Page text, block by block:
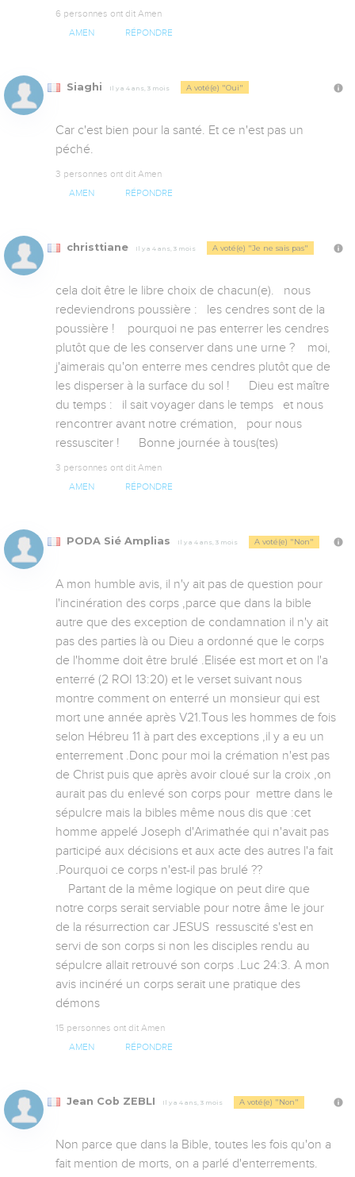
6 personnes ont dit Amen
AMEN RÉPONDRE
Siaghi Il y a 4 ans, 3 mois A voté(e) "Oui"
Car c'est bien pour la santé. Et ce n'est pas un
péché.
3 personnes ont dit Amen
AMEN RÉPONDRE
christtiane Il y a 4 ans, 3 mois A voté(e) "Je ne sais pas"
cela doit être le libre choix de chacun(e).   nous
redeviendrons poussière :   les cendres sont de la
poussière !    pourquoi ne pas enterrer les cendres
plutôt que de les conserver dans une urne ?    moi,
j'aimerais qu'on enterre mes cendres plutôt que de
les disperser à la surface du sol !      Dieu est maître
du temps :   il sait voyager dans le temps   et nous
rencontrer avant notre crémation,   pour nous
ressusciter !      Bonne journée à tous(tes)
3 personnes ont dit Amen
AMEN RÉPONDRE
PODA Sié Amplias Il y a 4 ans, 3 mois A voté(e) "Non"
A mon humble avis, il n'y ait pas de question pour
l'incinération des corps ,parce que dans la bible
autre que des exception de condamnation il n'y ait
pas des parties là ou Dieu a ordonné que le corps
de l'homme doit être brulé .Elisée est mort et on l'a
enterré (2 ROI 13:20) et le verset suivant nous
montre comment on enterré un monsieur qui est
mort une année après V21.Tous les hommes de fois
selon Hébreu 11 à part des exceptions ,il y a eu un
enterrement .Donc pour moi la crémation n'est pas
de Christ puis que après avoir cloué sur la croix ,on
aurait pas du enlevé son corps pour  mettre dans le
sépulcre mais la bibles même nous dis que :cet
homme appelé Joseph d'Arimathée qui n'avait pas
participé aux décisions et aux acte des autres l'a fait
.Pourquoi ce corps n'est-il pas brulé ??
notre corps serait serviable pour notre âme le jour
de la résurrection car JESUS  ressuscité s'est en
servi de son corps si non les disciples rendu au
sépulcre allait retrouvé son corps .Luc 24:3. A mon
avis incinéré un corps serait une pratique des
démons
15 personnes ont dit Amen
AMEN RÉPONDRE
Jean Cob ZEBLI Il y a 4 ans, 3 mois A voté(e) "Non"
Non parce que dans la Bible, toutes les fois qu'on a
fait mention de morts, on a parlé d'enterrements.